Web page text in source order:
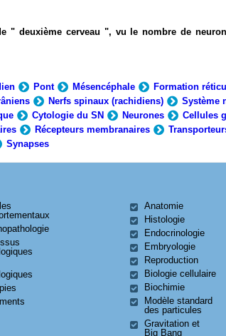
" deuxième cerveau ", vu le nombre de
Pont Mésencéphale
Formation
Nerfs spinaux (rachidiens)
Système
Cytologie du SN Neurones
Cellules
Récepteurs membranaires
Synapses
Anatomie
Histologie
Endocrinologie
Embryologie
Reproduction
Biologie cellulaire
Biochimie
Modèle standard
des particules
Gravitation et
Big Bang